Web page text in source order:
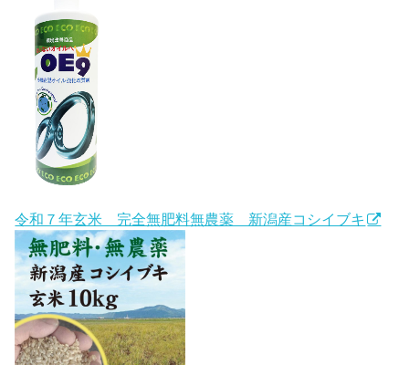
令和７年玄米 完全無肥料無農薬 新潟産コシイブキ